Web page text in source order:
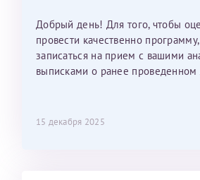
Добрый день! Для того, чтобы
провести качественно
записаться на прием с вашими
выписками о ранее проведенном
15 декабря 2025